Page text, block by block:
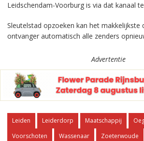
Leidschendam-Voorburg is via dat kanaal
Sleutelstad opzoeken kan het makkelijkste
ontvanger automatisch alle zenders
Advertentie
Leiden Leiderdorp Maatschappij
Voorschoten
Wassenaar Zoeterwoude